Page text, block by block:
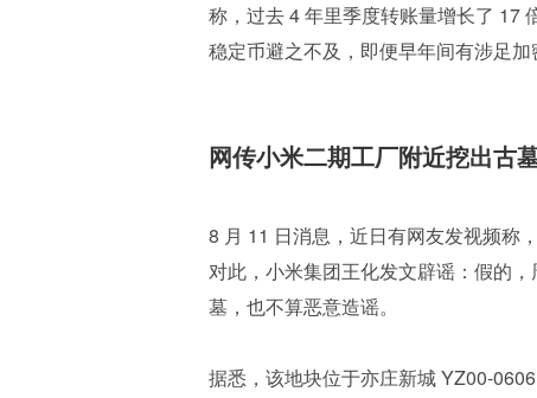
称，过去 4 年里季度转账量增长了 17
稳定币避之不及，即便早年间有涉足加
网传小米二期工厂附近挖出古
8 月 11 日消息，近日有网友发视频称
对此，小米集团王化发文辟谣：假的
墓，也不算恶意造谣。
据悉，该地块位于亦庄新城 YZ00-